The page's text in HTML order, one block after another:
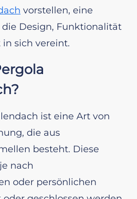
vorstellen, eine
Design, Funktionalität
sich vereint.
ist eine Art von
die aus
besteht. Diese
nach
oder persönlichen